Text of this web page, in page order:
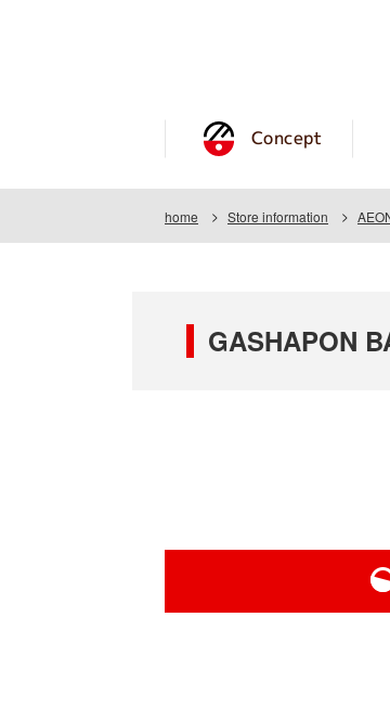
Concept
home Store information
GASHAPON